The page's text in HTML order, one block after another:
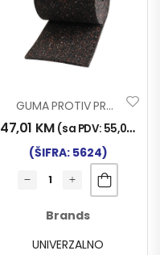
GUMA PROTIV PROKLIZAVANJA PALETA 8x250x5000mm
47,01 KM (sa PDV: 55,00
(ŠIFRA: 5624)
Brands
UNIVERZALNO